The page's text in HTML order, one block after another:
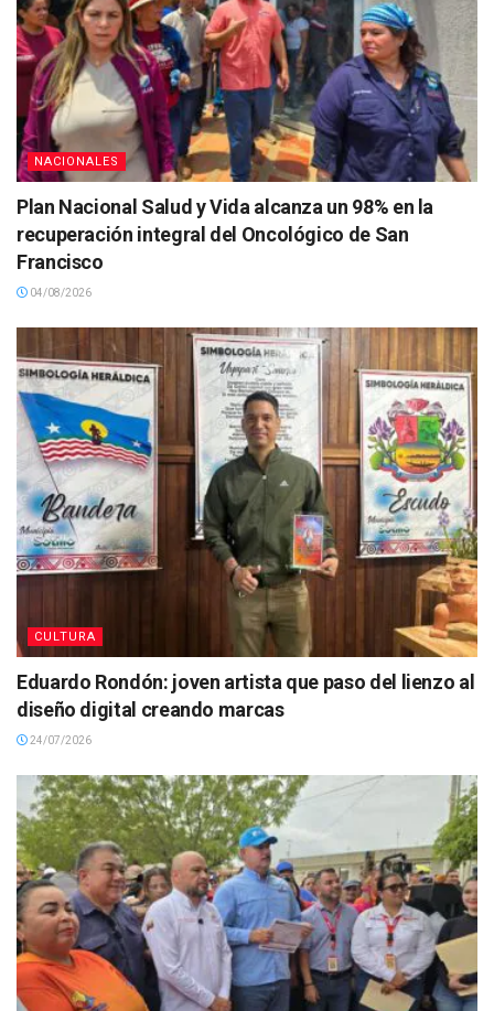
NACIONALES
Plan Nacional Salud y Vida alcanza un 98% en la
recuperación integral del Oncológico de San
Francisco
04/08/2026
CULTURA
Eduardo Rondón: joven artista que paso del lienzo al
diseño digital creando marcas
24/07/2026